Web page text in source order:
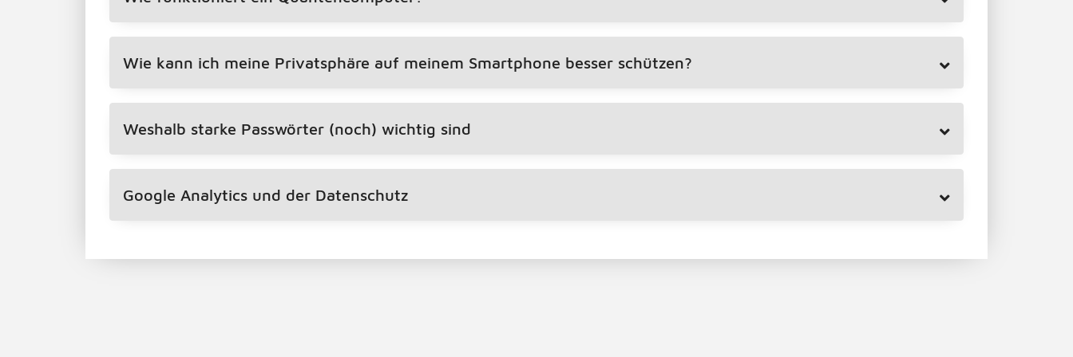
Wie kann ich meine Privatsphäre auf meinem Smartphone besser schützen?
Weshalb starke Passwörter (noch) wichtig sind
Google Analytics und der Datenschutz